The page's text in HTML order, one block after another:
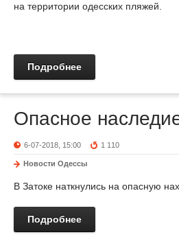
на территории одесских пляжей.
Подробнее
Опасное
6-07-2018, 15:00 1 110
Новости Одессы
В Затоке наткнулись на опасную
Подробнее